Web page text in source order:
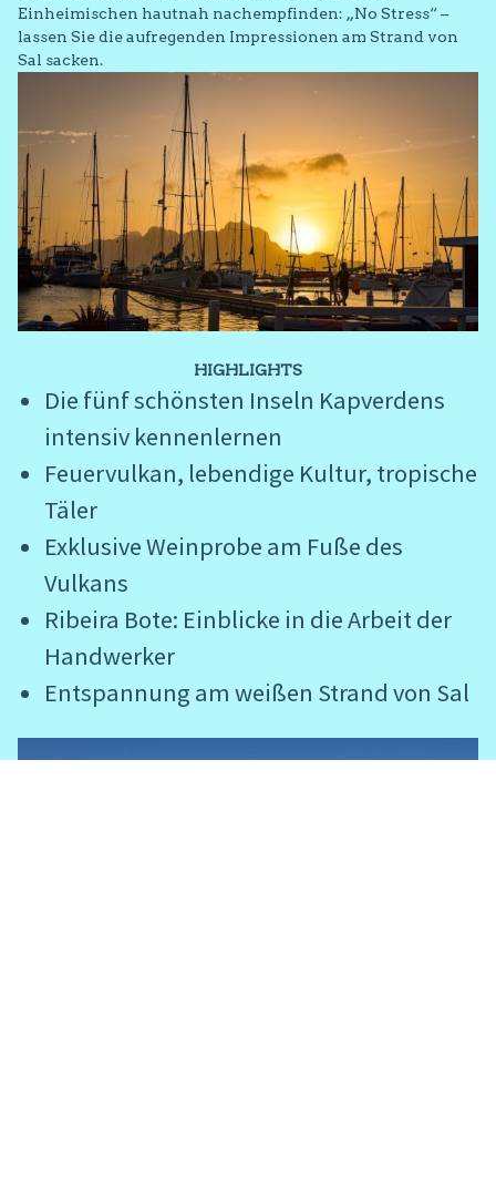
Einheimischen hautnah nachempfinden: „No Stress“ –
lassen Sie die aufregenden Impressionen am Strand von
Sal sacken.
HIGHLIGHTS
Die fünf schönsten Inseln Kapverdens
intensiv kennenlernen
Feuervulkan, lebendige Kultur, tropische
Täler
Exklusive Weinprobe am Fuße des
Vulkans
Ribeira Bote: Einblicke in die Arbeit der
Handwerker
Entspannung am weißen Strand von Sal